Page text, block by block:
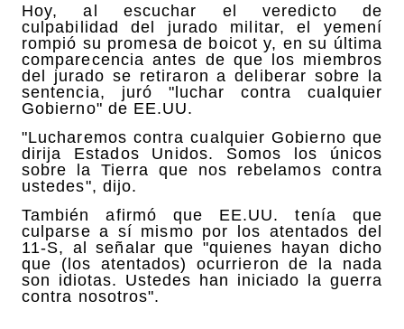
Hoy, al escuchar el veredicto de
culpabilidad del jurado militar, el yemení
rompió su promesa de boicot y, en su última
comparecencia antes de que los miembros
del jurado se retiraron a deliberar sobre la
sentencia, juró "luchar contra cualquier
Gobierno" de EE.UU.
"Lucharemos contra cualquier Gobierno que
dirija Estados Unidos. Somos los únicos
sobre la Tierra que nos rebelamos contra
ustedes", dijo.
También afirmó que EE.UU. tenía que
culparse a sí mismo por los atentados del
11-S, al señalar que "quienes hayan dicho
que (los atentados) ocurrieron de la nada
son idiotas. Ustedes han iniciado la guerra
contra nosotros".